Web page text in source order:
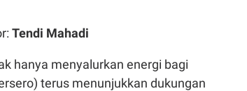
Tendi Mahadi
hanya menyalurkan energi bagi
terus menunjukkan dukungan